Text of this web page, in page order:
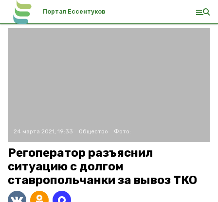
Портал Ессентуков
24 марта 2021, 19:33 Общество Фото:
Регоператор разъяснил
ситуацию с долгом
ставропольчанки за вывоз ТКО